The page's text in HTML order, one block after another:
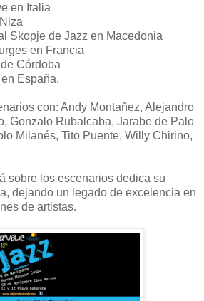
en Italia
Skopje de Jazz en Macedonia
en Francia
Córdoba
España.
con: Andy Montañez, Alejandro
Gonzalo Rubalcaba, Jarabe de Palo
Milanés, Tito Puente, Willy Chirino,
sobre los escenarios dedica su
dejando un legado de excelencia en
de artistas.